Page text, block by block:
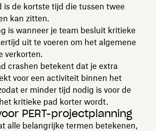
is de kortste tijd die tussen twee
kan zitten.
is wanneer je team besluit kritieke
uit te voeren om het algemene
verkorten.
crashen betekent dat je extra
voor een activiteit binnen het
er minder tijd nodig is voor de
kritieke pad korter wordt.
PERT-projectplanning
alle belangrijke termen betekenen,